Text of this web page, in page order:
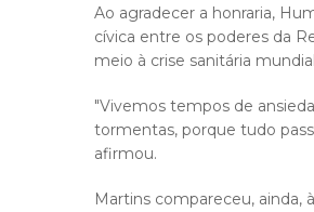
Ao agradecer a honraria,
cívica entre os poderes da
meio à crise sanitária
"Vivemos tempos de
tormentas, porque tudo
afirmou.
Martins compareceu, ainda,